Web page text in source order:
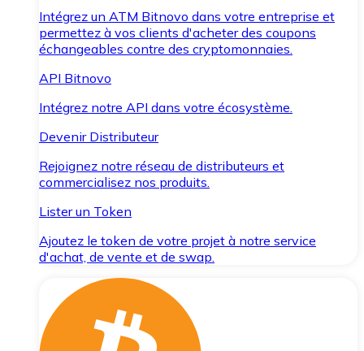
Intégrez un ATM Bitnovo dans votre entreprise et
permettez à vos clients d'acheter des coupons
échangeables contre des cryptomonnaies.
API Bitnovo
Intégrez notre API dans votre écosystème.
Devenir Distributeur
Rejoignez notre réseau de distributeurs et
commercialisez nos produits.
Lister un Token
Ajoutez le token de votre projet à notre service
d'achat, de vente et de swap.